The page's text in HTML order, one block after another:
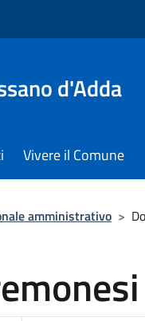
d'Adda
Vivere il Comune
amministrativo >